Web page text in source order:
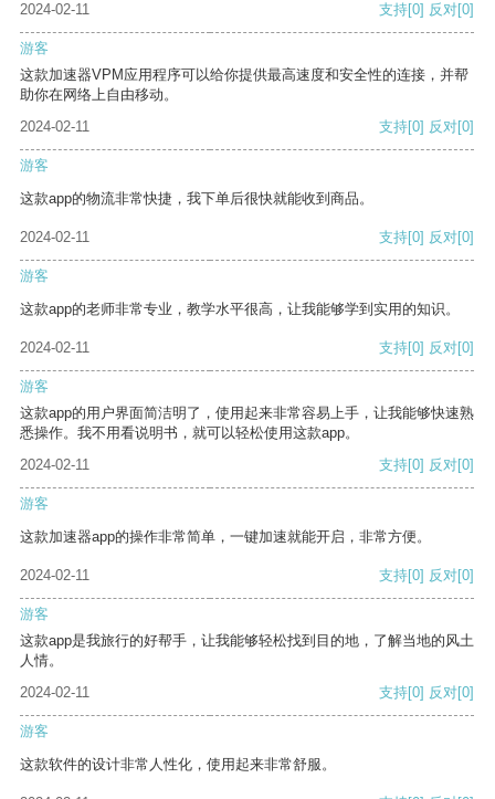
2024-02-11 支持[0] 反对[0]
游客
这款加速器VPM应用程序可以给你提供最高速度和安全性的连接，并帮
助你在网络上自由移动。
2024-02-11
支持[0] 反对[0]
游客
这款app的物流非常快捷，我下单后很快就能收到商品。
2024-02-11 支持[0] 反对[0]
游客
这款app的老师非常专业，教学水平很高，让我能够学到实用的知识。
2024-02-11 支持[0] 反对[0]
游客
这款app的用户界面简洁明了，使用起来非常容易上手，让我能够快速熟
悉操作。我不用看说明书，就可以轻松使用这款app。
2024-02-11
支持[0] 反对[0]
游客
这款加速器app的操作非常简单，一键加速就能开启，非常方便。
2024-02-11 支持[0] 反对[0]
游客
这款app是我旅行的好帮手，让我能够轻松找到目的地，了解当地的风土
人情。
2024-02-11
支持[0] 反对[0]
游客
这款软件的设计非常人性化，使用起来非常舒服。